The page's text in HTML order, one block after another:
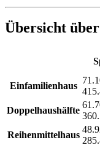
Übersicht
Einfamilienhaus
Doppelhaushälfte
Reihenmittelhaus